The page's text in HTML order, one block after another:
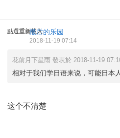
點選重新載入最后的乐园
2018-11-19 07:14
花前月下星雨 發表於 2018-11-19
相对于我们学日语来说，可能日本
这个不清楚